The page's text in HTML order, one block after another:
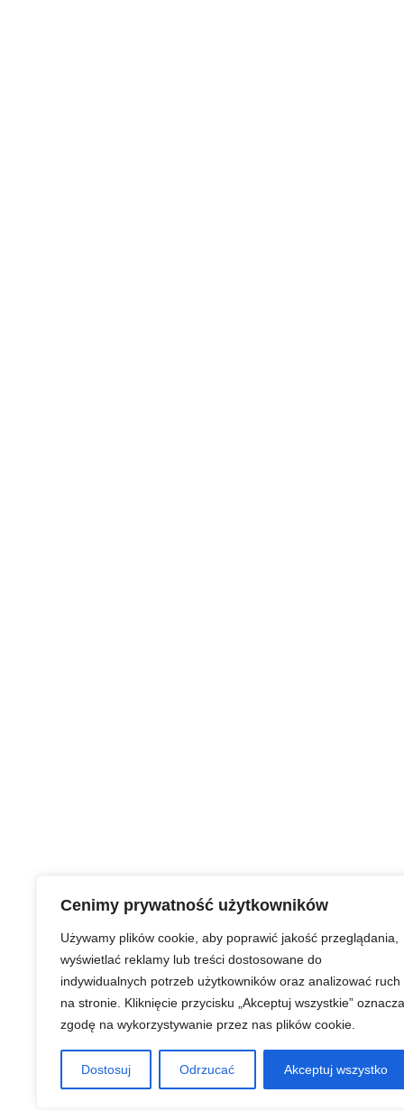
Cenimy prywatność użytkowników
Używamy plików cookie, aby poprawić jakość przeglądania,
wyświetlać reklamy lub treści dostosowane do
indywidualnych potrzeb użytkowników oraz analizować ruch
na stronie. Kliknięcie przycisku „Akceptuj wszystkie” oznacza
zgodę na wykorzystywanie przez nas plików cookie.
Dostosuj Odrzucać Akceptuj wszystko